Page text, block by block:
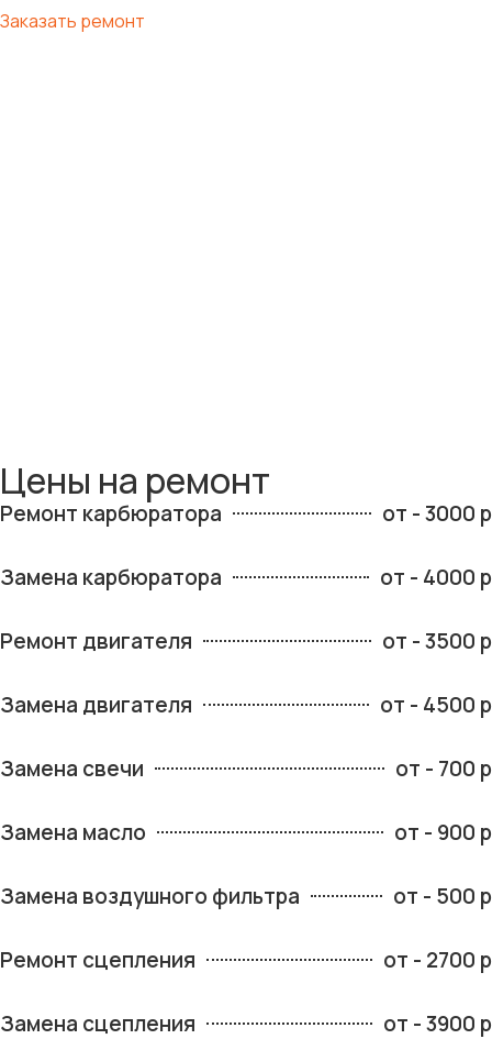
Заказать ремонт
Цены на ремонт
Ремонт карбюратора от - 3000 р
Замена карбюратора от - 4000 р
Ремонт двигателя от - 3500 р
Замена двигателя от - 4500 р
Замена свечи от - 700 р
Замена масло от - 900 р
Замена воздушного фильтра от - 500 р
Ремонт сцепления от - 2700 р
Замена сцепления от - 3900 р